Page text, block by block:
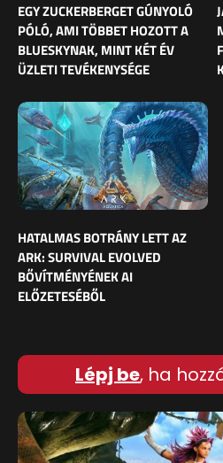
EGY ZUCKERBERGET GÚNYOLÓ
PÓLÓ, AMI TÖBBET HOZOTT A
BLUESKYNAK, MINT KÉT ÉV
ÜZLETI TEVÉKENYSÉGE
HATALMAS BOTRÁNY LETT AZ
ARK: SURVIVAL EVOLVED
BŐVÍTMÉNYÉNEK AI
ELŐZETESÉBŐL
Lépj be, ha